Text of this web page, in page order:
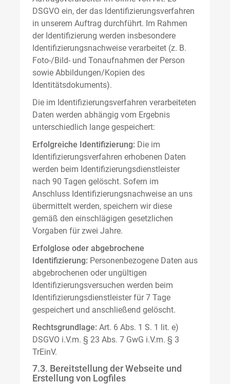
DSGVO ein, der das Identifizierungsverfahren
in unserem Auftrag durchführt. Im Rahmen
der Identifizierung werden insbesondere
Identifizierungsnachweise verarbeitet (z. B.
Foto-/Bild- und Tonaufnahmen der Person
sowie Abbildungen/Kopien des
Identitätsdokuments).
Die im Identifizierungsverfahren verarbeiteten
Daten werden abhängig vom Ergebnis
unterschiedlich lange gespeichert:
Erfolgreiche Identifizierung: Die im
Identifizierungsverfahren erhobenen Daten
werden beim Identifizierungsdienstleister
nach 90 Tagen gelöscht. Sofern im
Anschluss Identifizierungsnachweise an uns
übermittelt werden, speichern wir diese
gemäß den einschlägigen gesetzlichen
Vorgaben für zwei Jahre.
Erfolglose oder abgebrochene
Identifizierung: Personenbezogene Daten aus
abgebrochenen oder ungültigen
Identifizierungsversuchen werden beim
Identifizierungsdienstleister für 7 Tage
gespeichert und anschließend gelöscht.
Rechtsgrundlage: Art. 6 Abs. 1 S. 1 lit. e)
DSGVO i.V.m. § 23 Abs. 7 GwG i.V.m. § 3
TrEinV.
7.3. Bereitstellung der Webseite und
Erstellung von Logfiles